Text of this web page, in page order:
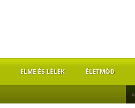
ELME ÉS LÉLEK ÉLETMÓD